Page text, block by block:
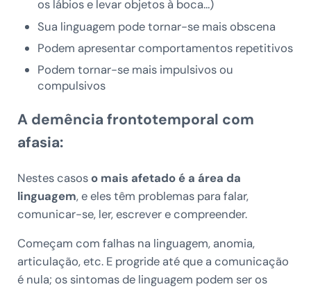
os lábios e levar objetos à boca…)
Sua linguagem pode tornar-se mais obscena
Podem apresentar comportamentos repetitivos
Podem tornar-se mais impulsivos ou
compulsivos
A demência frontotemporal com
afasia:
Nestes casos o mais afetado é a área da
linguagem, e eles têm problemas para falar,
comunicar-se, ler, escrever e compreender.
Começam com falhas na linguagem, anomia,
articulação, etc. E progride até que a comunicação
é nula; os sintomas de linguagem podem ser os